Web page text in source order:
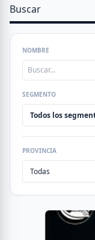
Buscar
NOMBRE
SEGMENTO
PROVINCIA